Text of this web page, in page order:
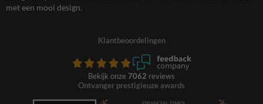
met een mooi design.
Klantbeoordelingen
Bekijk onze 7062 reviews
Ontvanger prestigieuze awards